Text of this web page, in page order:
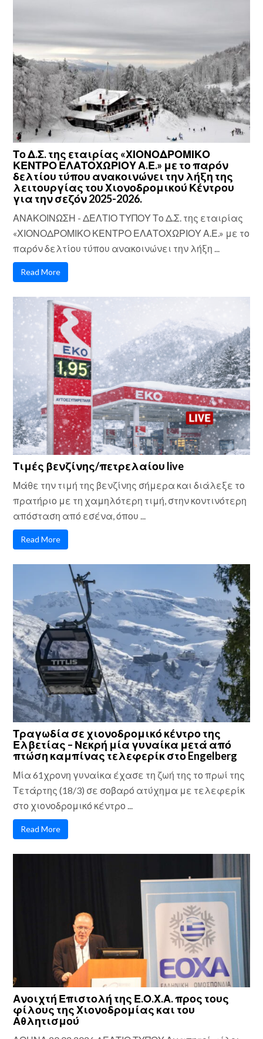
Το Δ.Σ. της εταιρίας «ΧΙΟΝΟΔΡΟΜΙΚΟ
ΚΕΝΤΡΟ ΕΛΑΤΟΧΩΡΙΟΥ Α.Ε.» με το παρόν
δελτίου τύπου ανακοινώνει την λήξη της
λειτουργίας του Χιονοδρομικού Κέντρου
για την σεζόν 2025-2026.
ΑΝΑΚΟΙΝΩΣΗ - ΔΕΛΤΙΟ ΤΥΠΟΥ Το Δ.Σ. της εταιρίας
«ΧΙΟΝΟΔΡΟΜΙΚΟ ΚΕΝΤΡΟ ΕΛΑΤΟΧΩΡΙΟΥ Α.Ε.» με το
παρόν δελτίου τύπου ανακοινώνει την λήξη ...
Read More
Τιμές βενζίνης/πετρελαίου live
Μάθε την τιμή της βενζίνης σήμερα και διάλεξε το
πρατήριο με τη χαμηλότερη τιμή, στην κοντινότερη
απόσταση από εσένα, όπου ...
Read More
Τραγωδία σε χιονοδρομικό κέντρο της
Ελβετίας – Νεκρή μία γυναίκα μετά από
πτώση καμπίνας τελεφερίκ στο Engelberg
Μία 61χρονη γυναίκα έχασε τη ζωή της το πρωί της
Τετάρτης (18/3) σε σοβαρό ατύχημα με τελεφερίκ
στο χιονοδρομικό κέντρο ...
Read More
Ανοιχτή Επιστολή της Ε.Ο.Χ.Α. προς τους
φίλους της Χιονοδρομίας και του
Αθλητισμού